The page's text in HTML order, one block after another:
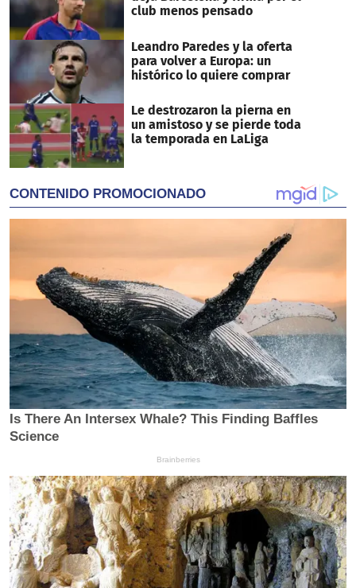
club menos pensado
Leandro Paredes y la oferta
para volver a Europa: un
histórico lo quiere comprar
Le destrozaron la pierna en
un amistoso y se pierde toda
la temporada en LaLiga